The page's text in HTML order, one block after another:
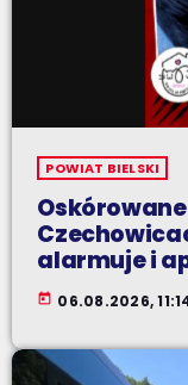
POWIAT BIELSKI
alarmuje i
today 06.08.2026,